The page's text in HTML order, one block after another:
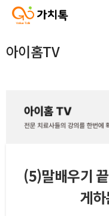
아이홈TV
(5)말배우기
게